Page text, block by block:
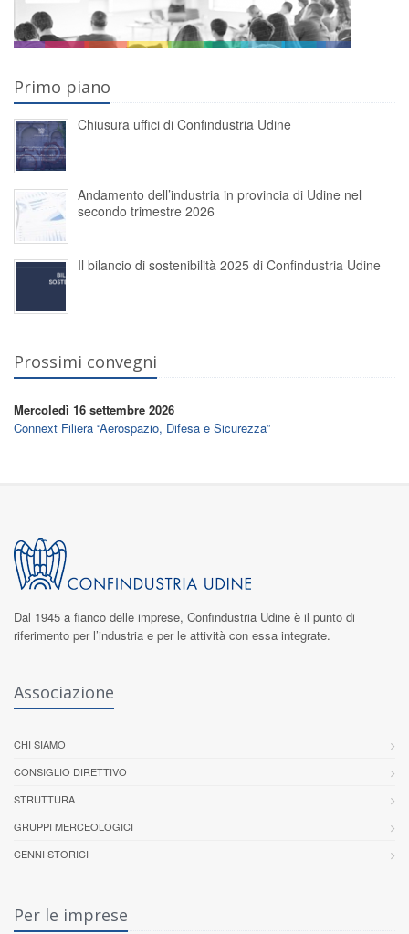
Primo piano
Chiusura uffici di Confindustria Udine
Andamento dell’industria in provincia di Udine nel
secondo trimestre 2026
Il bilancio di sostenibilità 2025 di Confindustria Udine
Prossimi convegni
Mercoledì 16 settembre 2026
Connext Filiera “Aerospazio, Difesa e Sicurezza”
Dal 1945 a fianco delle imprese, Confindustria Udine è il punto di
riferimento per l’industria e per le attività con essa integrate.
Associazione
CHI SIAMO
CONSIGLIO DIRETTIVO
STRUTTURA
GRUPPI MERCEOLOGICI
CENNI STORICI
Per le imprese